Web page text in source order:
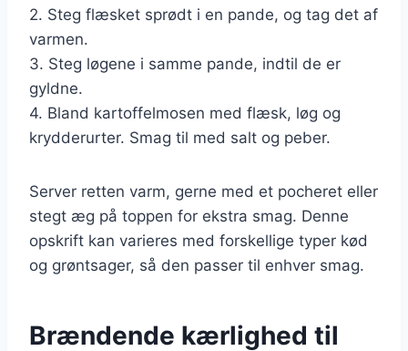
2. Steg flæsket sprødt i en pande, og tag det af
varmen.
3. Steg løgene i samme pande, indtil de er
gyldne.
4. Bland kartoffelmosen med flæsk, løg og
krydderurter. Smag til med salt og peber.
Server retten varm, gerne med et pocheret eller
stegt æg på toppen for ekstra smag. Denne
opskrift kan varieres med forskellige typer kød
og grøntsager, så den passer til enhver smag.
Brændende kærlighed til